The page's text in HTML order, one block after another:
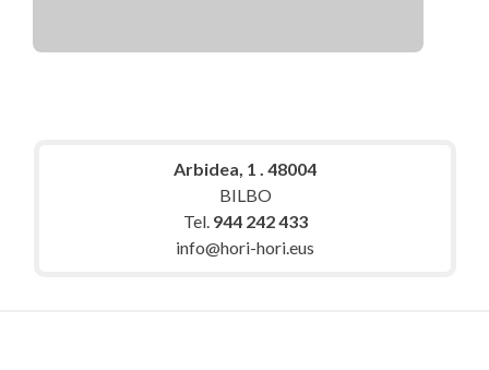
Arbidea, 1 . 48004
BILBO
Tel. 944 242 433
info@hori-hori.eus